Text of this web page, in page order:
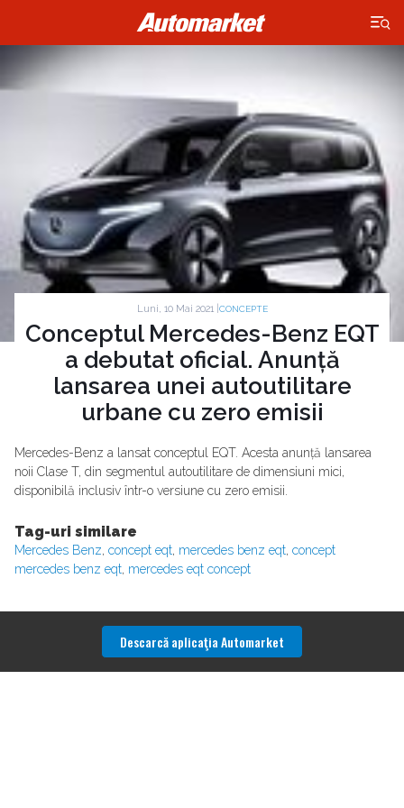
×
Luni, 10 Mai 2021 | CONCEPTE
Conceptul Mercedes-Benz EQT
a debutat oficial. Anunță
lansarea unei autoutilitare
urbane cu zero emisii
Mercedes-Benz a lansat conceptul EQT. Acesta anunță lansarea
noii Clase T, din segmentul autoutilitare de dimensiuni mici,
disponibilă inclusiv într-o versiune cu zero emisii.
Tag-uri similare
Mercedes Benz, concept eqt, mercedes benz eqt, concept
mercedes benz eqt, mercedes eqt concept
Descarcă aplicaţia Automarket